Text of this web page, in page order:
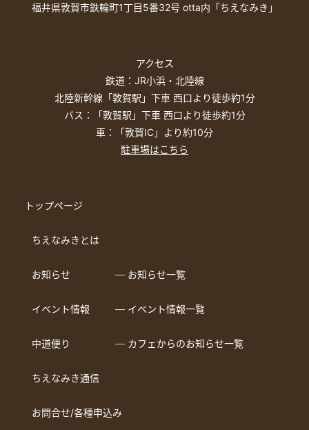
福井県敦賀市鉄輪町1丁目5番32号 otta内「ちえなみき」
アクセス
鉄道：JR小浜・北陸線
北陸新幹線「敦賀駅」下車 西口より徒歩約1分
バス：「敦賀駅」下車 西口より徒歩約1分
車：「敦賀IC」より約10分
駐車場はこちら
トップページ
ちえなみきとは
お知らせ ― お知らせ一覧
イベント情報 ― イベント情報一覧
中道便り ― カフェからのお知らせ一覧
ちえなみき通信
お問合せ/各種申込み